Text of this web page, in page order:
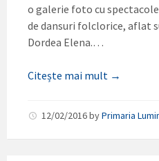
o galerie foto cu
de dansuri folclorice, aflat
Dordea Elena.…
Citește mai mult →
12/02/2016byPrimaria